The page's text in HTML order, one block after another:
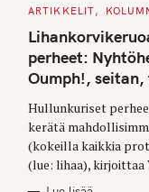
C
T
E
G
O
R
I
S
ARTIKKELIT
perheet:
Oumph!,
Hullunkuriset
kerätä
(kokeilla kaikkia
(lue: lihaa), kirjoittaa